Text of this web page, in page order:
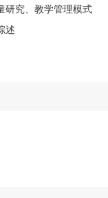
研究、教学管理模式
述